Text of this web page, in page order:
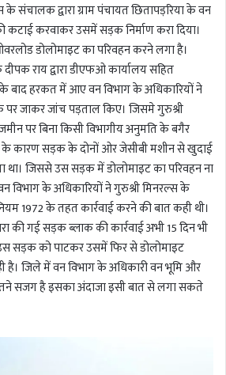
के संचालक द्वारा ग्राम पंचायत छितापड़रिया के वन
करवाकर उसमें सड़क निर्माण करा दिया।
डोलोमाइट का परिवहन करने लगा है।
राय द्वारा डीएफओ कार्यालय सहित
बाद हरकत में आए वन विभाग के अधिकारियों ने
पर जाकर जांच पड़ताल किए। जिसमे गुरुश्री
पर बिना किसी विभागीय अनुमति के बगैर
के कारण सड़क के दोनों ओर जेसीबी मशीन से खुदाई
जिससे उस सड़क में डोलोमाइट का परिवहन ना
विभाग के अधिकारियों ने गुरुश्री मिनरल्स के
1972 के तहत कार्रवाई करने की बात कही थी।
की गई सड़क ब्लाक की कार्रवाई अभी 15 दिन भी
उस सड़क को पाटकर उसमें फिर से डोलोमाइट
है। जिले में वन विभाग के अधिकारी वन भूमि और
सजग है इसका अंदाजा इसी बात से लगा सकते